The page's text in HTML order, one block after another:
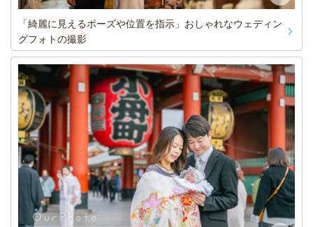
「綺麗に見えるポーズや位置を指示」おしゃれなウェディン
グフォトの撮影